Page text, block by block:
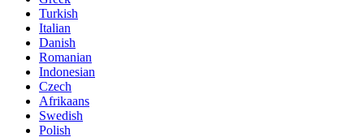
Turkish
Italian
Danish
Romanian
Indonesian
Czech
Afrikaans
Swedish
Polish